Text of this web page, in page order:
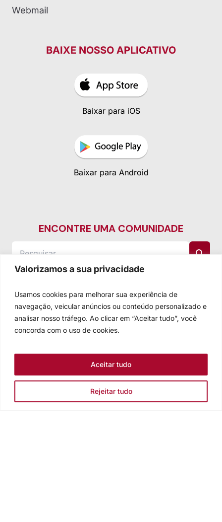
Valorizamos a sua privacidade
Usamos cookies para melhorar sua experiência de
navegação, veicular anúncios ou conteúdo personalizado e
analisar nosso tráfego. Ao clicar em “Aceitar tudo”, você
concorda com o uso de cookies.
Rejeitar tudo
Aceitar tudo
Webmail
BAIXE NOSSO APLICATIVO
Baixar para iOS
Baixar para Android
ENCONTRE UMA COMUNIDADE